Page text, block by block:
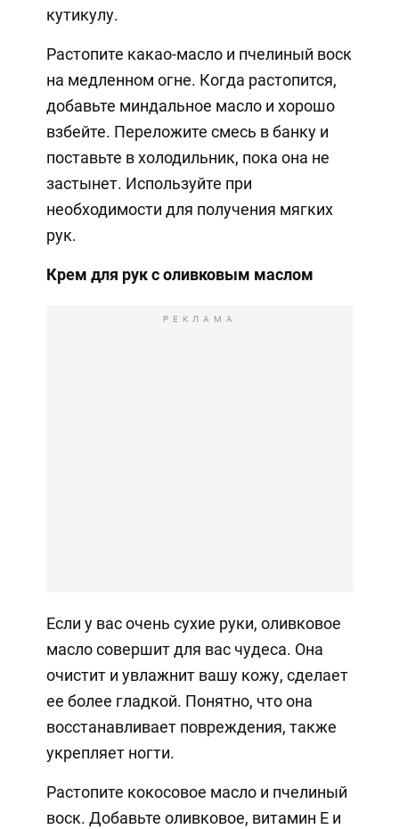
кутикулу.
Растопите какао-масло и пчелиный воск
на медленном огне. Когда растопится,
добавьте миндальное масло и хорошо
взбейте. Переложите смесь в банку и
поставьте в холодильник, пока она не
застынет. Используйте при
необходимости для получения мягких
рук.
Крем для рук с оливковым маслом
РЕКЛАМА
Если у вас очень сухие руки, оливковое
масло совершит для вас чудеса. Она
очистит и увлажнит вашу кожу, сделает
ее более гладкой. Понятно, что она
восстанавливает повреждения, также
укрепляет ногти.
Растопите кокосовое масло и пчелиный
воск. Добавьте оливковое, витамин Е и